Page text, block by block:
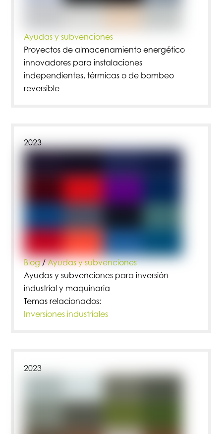
Ayudas y subvenciones
Proyectos de almacenamiento energético
innovadores para instalaciones
independientes, térmicas o de bombeo
reversible
2023
Blog/Ayudas y subvenciones
Ayudas y subvenciones para inversión
industrial y maquinaria
Temas relacionados:
Inversiones industriales
2023